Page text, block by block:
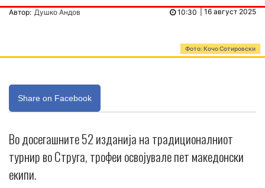
Автор: Душко Андов 16 август 2025
10:30
Фото: Кочо Сотировски
Share on Facebook
Во досегашните 52 изданија на традиционалниот
турнир во Струга, трофеи освојувале пет македонски
екипи.